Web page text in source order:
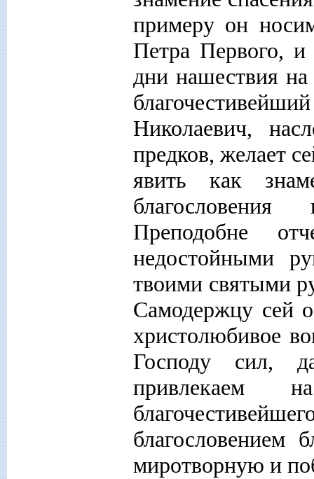
примеру он
Петра Первого,
дни нашествия
Николаевич,
предков, желает
явить как
благословения
Преподобне
недостойными
твоими святыми
Самодержцу сей
христолюбивое
Господу сил,
привлекаем
благословением
миротворную и